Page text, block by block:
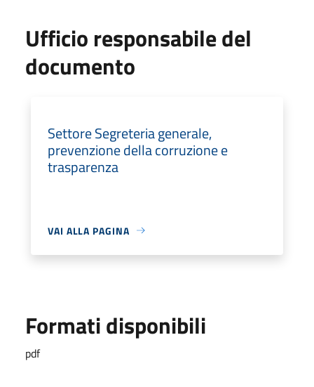
Ufficio responsabile del
documento
Settore Segreteria generale,
prevenzione della corruzione e
trasparenza
VAI ALLA PAGINA
Formati disponibili
pdf